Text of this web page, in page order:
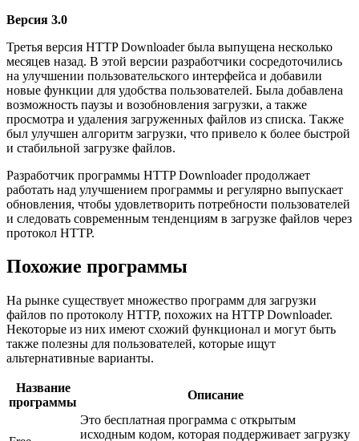
Версия 3.0
Третья версия HTTP Downloader была выпущена несколько
месяцев назад. В этой версии разработчики сосредоточились
на улучшении пользовательского интерфейса и добавили
новые функции для удобства пользователей. Была добавлена
возможность паузы и возобновления загрузки, а также
просмотра и удаления загруженных файлов из списка. Также
был улучшен алгоритм загрузки, что привело к более быстрой
и стабильной загрузке файлов.
Разработчик программы HTTP Downloader продолжает
работать над улучшением программы и регулярно выпускает
обновления, чтобы удовлетворить потребности пользователей
и следовать современным тенденциям в загрузке файлов через
протокол HTTP.
Похожие программы
На рынке существует множество программ для загрузки
файлов по протоколу HTTP, похожих на HTTP Downloader.
Некоторые из них имеют схожий функционал и могут быть
также полезны для пользователей, которые ищут
альтернативные варианты.
Название
программы
Описание
Это бесплатная программа с открытым
исходным кодом, которая поддерживает загрузку